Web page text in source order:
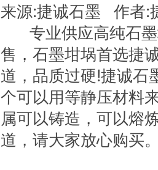
来源:捷诚石墨 作者:
专业供应高纯石墨
售，石墨坩埚首选捷
道，品质过硬!捷诚石
个可以用等静压材料
属可以铸造，可以熔
道，请大家放心购买